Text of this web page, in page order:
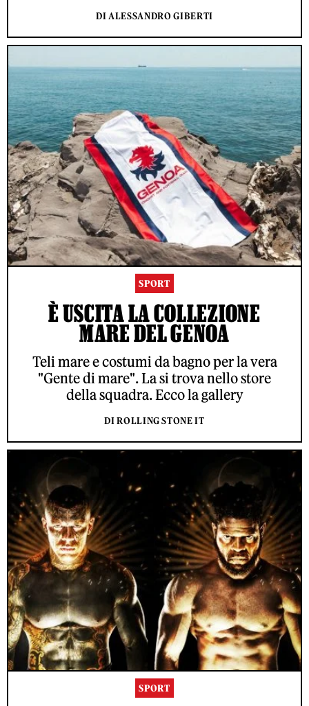
DI ALESSANDRO GIBERTI
SPORT
È USCITA LA COLLEZIONE
MARE DEL GENOA
Teli mare e costumi da bagno per la vera
"Gente di mare". La si trova nello store
della squadra. Ecco la gallery
DI ROLLING STONE IT
SPORT